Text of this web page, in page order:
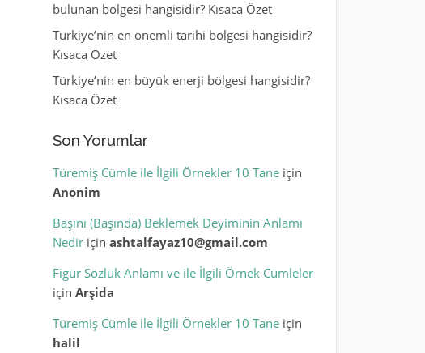
bulunan bölgesi hangisidir? Kısaca Özet
Türkiye’nin en önemli tarihi bölgesi hangisidir?
Kısaca Özet
Türkiye’nin en büyük enerji bölgesi hangisidir?
Kısaca Özet
Son Yorumlar
Türemiş Cümle ile İlgili Örnekler 10 Taneiçin
Anonim
Başını (Başında) Beklemek Deyiminin Anlamı
Nediriçin ashtalfayaz10@gmail.com
Figür Sözlük Anlamı ve ile İlgili Örnek Cümleler
için Arşida
Türemiş Cümle ile İlgili Örnekler 10 Taneiçin
halil